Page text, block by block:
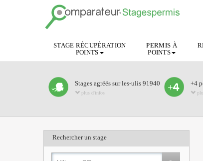
STAGE RÉCUPÉRATION
POINTS
PERMIS À
POINTS
Stages agréés sur les-ulis 91940
plus d'infos
+4
Rechercher un stage